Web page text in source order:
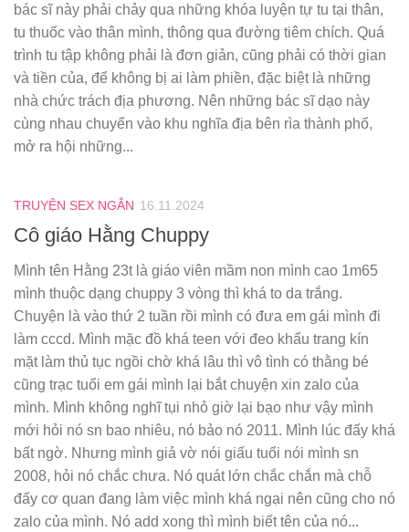
bác sĩ này phải chảy qua những khóa luyện tự tu tại thân,
tu thuốc vào thân mình, thông qua đường tiêm chích. Quá
trình tu tập không phải là đơn giản, cũng phải có thời gian
và tiền của, để không bị ai làm phiền, đặc biệt là những
nhà chức trách địa phương. Nên những bác sĩ dạo này
cùng nhau chuyển vào khu nghĩa địa bên rìa thành phố,
mở ra hội những...
TRUYỆN SEX NGẮN 16.11.2024
Cô giáo Hằng Chuppy
Mình tên Hằng 23t là giáo viên mầm non mình cao 1m65
mình thuộc dạng chuppy 3 vòng thì khá to da trắng.
Chuyện là vào thứ 2 tuần rồi mình có đưa em gái mình đi
làm cccd. Mình mặc đồ khá teen với đeo khẩu trang kín
mặt làm thủ tục ngồi chờ khá lâu thì vô tình có thằng bé
cũng trạc tuổi em gái mình lại bắt chuyện xin zalo của
mình. Mình không nghĩ tụi nhỏ giờ lại bạo như vậy mình
mới hỏi nó sn bao nhiêu, nó bảo nó 2011. Mình lúc đấy khá
bất ngờ. Nhưng mình giả vờ nói giấu tuổi nói mình sn
2008, hỏi nó chắc chưa. Nó quát lớn chắc chắn mà chỗ
đấy cơ quan đang làm việc mình khá ngại nên cũng cho nó
zalo của mình. Nó add xong thì mình biết tên của nó...